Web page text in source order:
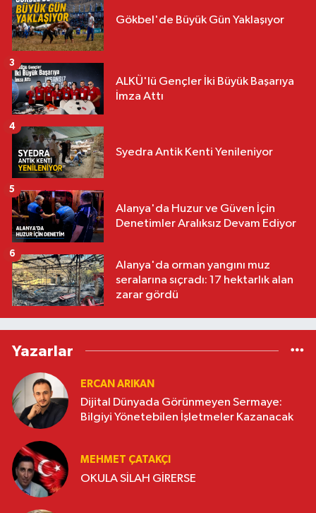
Gökbel'de Büyük Gün Yaklaşıyor
ALKÜ'lü Gençler İki Büyük Başarıya
İmza Attı
3
Syedra Antik Kenti Yenileniyor
4
Alanya'da Huzur ve Güven İçin
Denetimler Aralıksız Devam Ediyor
5
Alanya'da orman yangını muz
seralarına sıçradı: 17 hektarlık alan
zarar gördü
6
Yazarlar
ERCAN ARIKAN
Dijital Dünyada Görünmeyen Sermaye:
Bilgiyi Yönetebilen İşletmeler Kazanacak
MEHMET ÇATAKÇI
OKULA SİLAH GİRERSE